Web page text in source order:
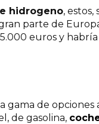
hidrogeno,
parte de
euros y
gama de
de gasolina,